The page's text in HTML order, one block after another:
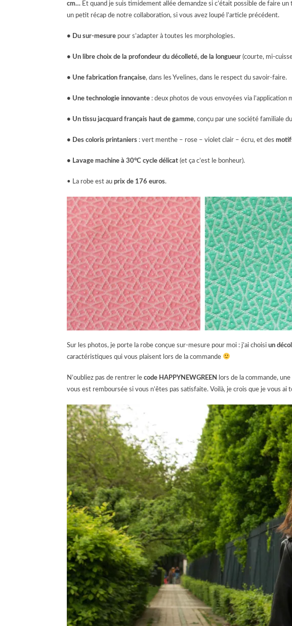
cm… Et quand je suis timidement allée demandze si c’était possible de faire
un petit récap de notre collaboration, si vous avez loupé l’article précédent.
• Du sur-mesure pour s’adapter à toutes les morphologies.
• Un libre choix de la profondeur du décolleté, de la longueur (courte, mi-
• Une fabrication française, dans les Yvelines, dans le respect du savoir-faire.
• Une technologie innovante : deux photos de vous envoyées via
• Un tissu jacquard français haut de gamme, conçu par une société familiale
• Des coloris printaniers : vert menthe – rose – violet clair – écru, et des
• Lavage machine à 30°C cycle délicat (et ça c’est le bonheur).
• La robe est au prix de 176 euros.
Sur les photos, je porte la robe conçue sur-mesure pour moi : j’ai choisi un
caractéristiques qui vous plaisent lors de la commande
N’oubliez pas de rentrer le code HAPPYNEWGREEN
lors de la commande,
vous est remboursée si vous n’êtes pas satisfaite. Voilà, je crois que je vous